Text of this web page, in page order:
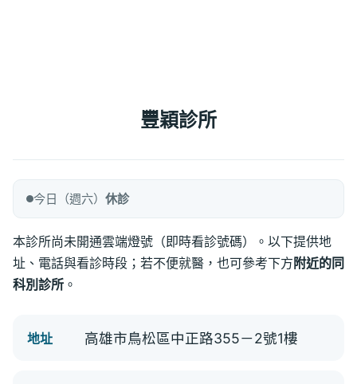
豐穎診所
今日（週六） 休診
本診所尚未開通雲端燈號（即時看診號碼）。以下提供地
址、電話與看診時段；若不便就醫，也可參考下方 附近的同
科別診所 。
地址 高雄市鳥松區中正路355－2號1樓